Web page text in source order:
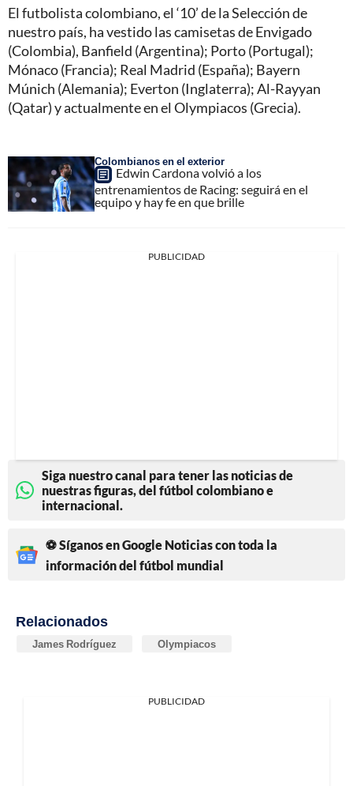
El futbolista colombiano, el ‘10’ de la Selección de
nuestro país, ha vestido las camisetas de Envigado
(Colombia), Banfield (Argentina); Porto (Portugal);
Mónaco (Francia); Real Madrid (España); Bayern
Múnich (Alemania); Everton (Inglaterra); Al-Rayyan
(Qatar) y actualmente en el Olympiacos (Grecia).
Colombianos en el exterior
Edwin Cardona volvió a los
entrenamientos de Racing: seguirá en el
equipo y hay fe en que brille
PUBLICIDAD
Siga nuestro canal para tener las noticias de
nuestras figuras, del fútbol colombiano e
internacional.
⚽ Síganos en Google Noticias con toda la
información del fútbol mundial
Relacionados
James Rodríguez Olympiacos
PUBLICIDAD